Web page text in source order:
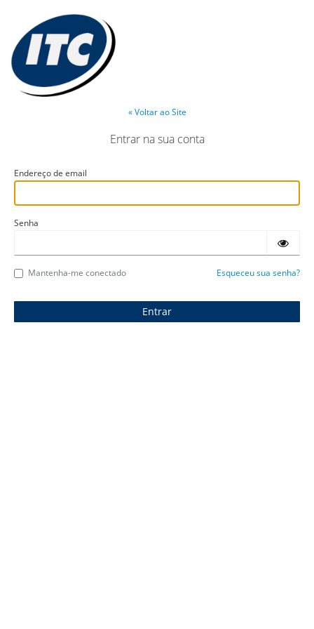
« Voltar ao Site
Entrar na sua conta
Endereço de email
Senha
Mantenha-me conectado Esqueceu sua senha?